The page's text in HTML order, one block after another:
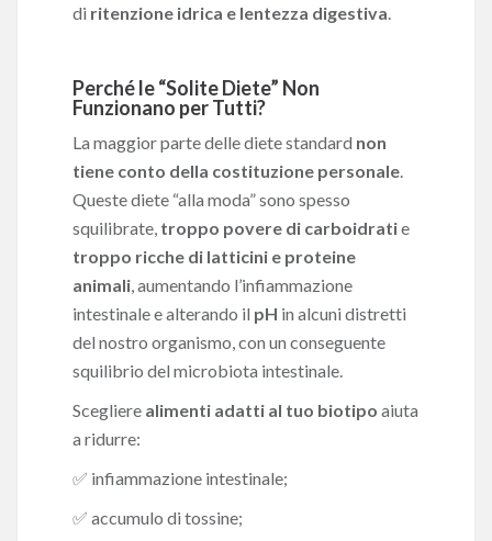
di ritenzione idrica e lentezza digestiva
Perché le “Solite Diete” Non
Funzionano per Tutti?
La maggior parte delle diete standard non
tiene conto della costituzione personale
Queste diete “alla moda” sono spesso
squilibrate, troppo povere di carboidratie
troppo ricche di latticini e proteine
animali , aumentando l’infiammazione
intestinale e alterando il pH in alcuni distretti
del nostro organismo, con un conseguente
squilibrio del microbiota intestinale.
Scegliere alimenti adatti al tuo biotipo aiuta
a ridurre:
✅ infiammazione intestinale;
✅ accumulo di tossine;